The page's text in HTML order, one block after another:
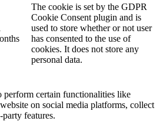
The cookie is set by the GDPR
Cookie Consent plugin and is
used to store whether or not user
has consented to the use of
cookies. It does not store any
personal data.
perform certain functionalities like
on social media platforms, collect
features.